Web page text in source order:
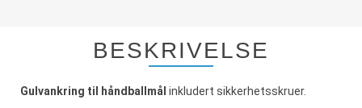
BESKRIVELSE
Gulvankring til håndballmål inkludert sikkerhetsskruer.